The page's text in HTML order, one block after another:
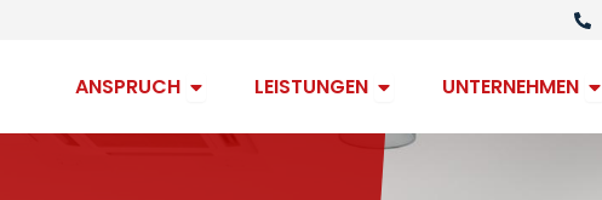
ANSPRUCH Open Anspruch
LEISTUNGEN Open Leistungen
UNTERNEHMEN